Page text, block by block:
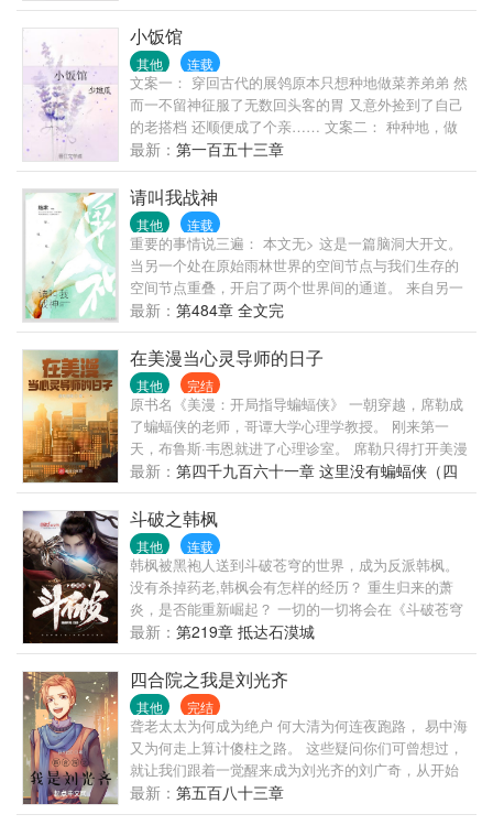
小饭馆
其他 连载
文案一： 穿回古代的展鸰原本只想种地做菜养弟弟 然
而一不留神征服了无数回头客的胃 又意外捡到了自己
的老搭档 还顺便成了个亲…… 文案二： 种种地，做
做菜，抓抓贼 展鸰的穿越生活无比惬意 蓦然回首，貌
似还缺个娃他爹？ 老搭档默默指了指自己：“你早有
了！” 重点：女主特别“凶残”且……好厨艺！男主寡言
暖男大忠犬 公告：明天九月二十五号入V，当天日
万！希望大家可以多多支持！
最新： 第一百五十三章
请叫我战神
其他 连载
重要的事情说三遍： 本文无> 这是一篇脑洞大开文。
当另一个处在原始雨林世界的空间节点与我们生存的
空间节点重叠，开启了两个世界间的通道。 来自另一
个世界的植物在短短几天里蔓延开来，城市沦陷了。
不久后，食草的、食腐的、大型肉食动物们纷纷登
场。 > 敬告诸位转载文的同学：因某绝最近精神失
常，爱发龙套， 为了避免作者花式批发龙套给诸位闹
出不愉快，请不要来刺激精神失常的人，万分感谢！
你好我好大家好！
最新： 第484章 全文完
在美漫当心灵导师的日子
其他 完结
原书名《美漫：开局指导蝙蝠侠》 一朝穿越，席勒成
了蝙蝠侠的老师，哥谭大学心理学教授。 刚来第一
天，布鲁斯·韦恩就进了心理诊室。 席勒只得打开美漫
聊天系统，发了第一条帖子:蝙蝠侠问我人生的意义，
该怎么回答？在线等挺急的。 席勒·安戴尔·罗德里格
斯，世界级犯罪心理学大师，哥谭大学最知名的心理
学教授，他的学生既有超级英雄，也有超级罪犯，但
他却不属于其中任何一个，蝙蝠侠喜欢称他为“教授”，
小丑把他念作“最冷静的疯子”，稻草人叫他“阿卡姆漏
网之鱼”，尼克·弗瑞认为他是“脱罪家”。 做蝙蝠侠的老
师、小蜘蛛的教父、钢铁侠的心理医生，席勒的美漫
之旅，从开局指导蝙蝠侠开始。 综美漫（包含电影宇
宙），DC漫威及其他漫画，不虐主，配角不降智。
（别在意书名！不是工作室文！不是聊天群！系统没
啥存在感！正准备改名了！真的正在改了！）
最新： 第四千九百六十一章 这里没有蝙蝠侠（四
十八）
斗破之韩枫
其他 连载
韩枫被黑袍人送到斗破苍穹的世界，成为反派韩枫。
没有杀掉药老,韩枫会有怎样的经历？ 重生归来的萧
炎，是否能重新崛起？ 一切的一切将会在《斗破苍穹
之韩枫》中为你解答。
最新： 第219章 抵达石漠城
四合院之我是刘光齐
其他 完结
聋老太太为何成为绝户 何大清为何连夜跑路， 易中海
又为何走上算计傻柱之路。 这些疑问你们可曾想过，
就让我们跟着一觉醒来成为刘光齐的刘广奇，从开始
来给我们一一解开谜团，本书不止四合院一个剧情。
还有其他人物。 适度金手指，随身大空间
最新： 第五百八十三章